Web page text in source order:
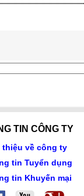
TIN CÔNG TY
thiệu về công ty
tin Tuyển dụng
tin Khuyến mại